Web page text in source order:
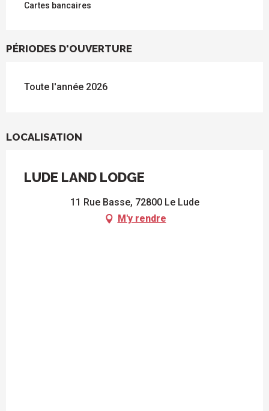
Cartes bancaires
PÉRIODES D'OUVERTURE
Toute l'année 2026
LOCALISATION
LUDE LAND LODGE
11 Rue Basse, 72800 Le Lude
M'y rendre